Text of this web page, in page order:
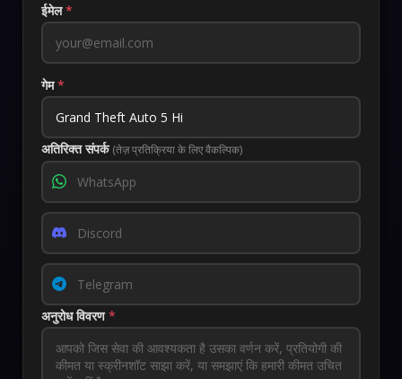
ईमेल*
गेम*
अतिरिक्त संपर्क(तेज़ प्रतिक्रिया के लिए वैकल्पिक)
अनुरोध विवरण*